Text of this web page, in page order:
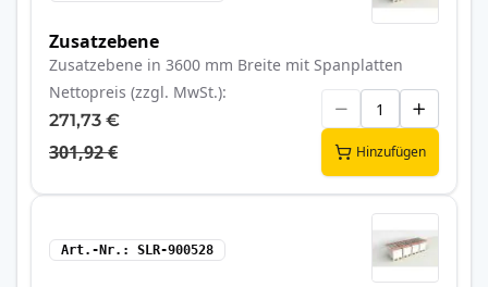
Zusatzebene
Zusatzebene in 3600 mm Breite mit Spanplatten
Nettopreis (zzgl. MwSt.)
271,73 €
301,92 € Hinzufügen
Art.-Nr. SLR-900528